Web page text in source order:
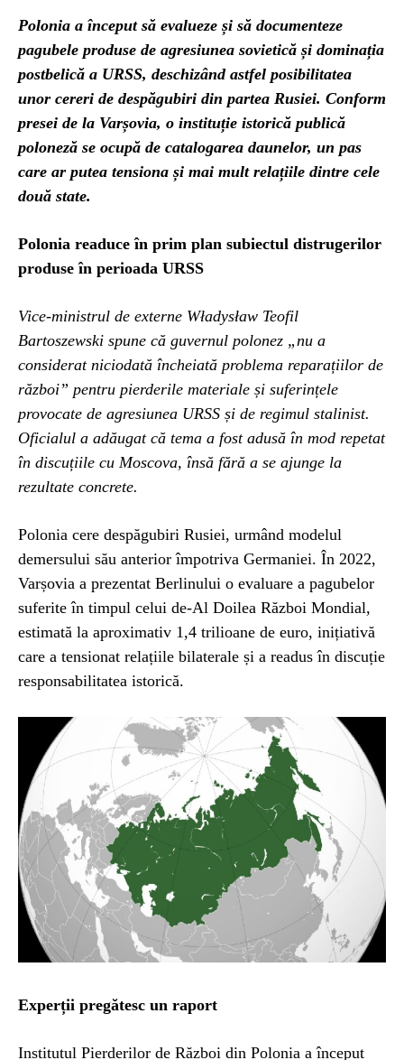
Polonia a început să evalueze și să documenteze
pagubele produse de agresiunea sovietică și dominația
postbelică a URSS, deschizând astfel posibilitatea
unor cereri de despăgubiri din partea Rusiei. Conform
presei de la Varșovia, o instituție istorică publică
poloneză se ocupă de catalogarea daunelor, un pas
care ar putea tensiona și mai mult relațiile dintre cele
două state.
Polonia readuce în prim plan subiectul distrugerilor
produse în perioada URSS
Vice-ministrul de externe Władysław Teofil
Bartoszewski spune că guvernul polonez „nu a
considerat niciodată încheiată problema reparațiilor de
război” pentru pierderile materiale și suferințele
provocate de agresiunea URSS și de regimul stalinist.
Oficialul a adăugat că tema a fost adusă în mod repetat
în discuțiile cu Moscova, însă fără a se ajunge la
rezultate concrete.
Polonia cere despăgubiri Rusiei, urmând modelul
demersului său anterior împotriva Germaniei. În 2022,
Varșovia a prezentat Berlinului o evaluare a pagubelor
suferite în timpul celui de-Al Doilea Război Mondial,
estimată la aproximativ 1,4 trilioane de euro, inițiativă
care a tensionat relațiile bilaterale și a readus în discuție
responsabilitatea istorică.
Experții pregătesc un raport
Institutul Pierderilor de Război din Polonia a început